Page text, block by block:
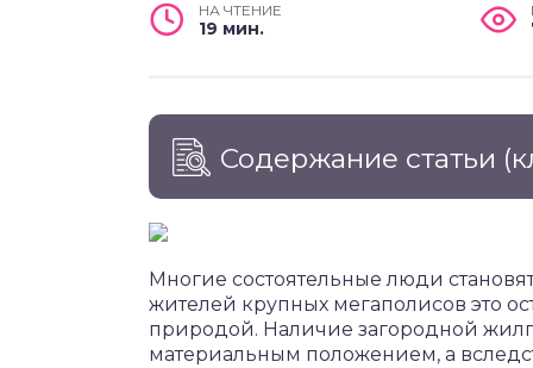
НА ЧТЕНИЕ
19 мин.
Содержание статьи
Многие состоятельные люди
жителей крупных мегаполисов это
природой. Наличие загородной
материальным положением, а